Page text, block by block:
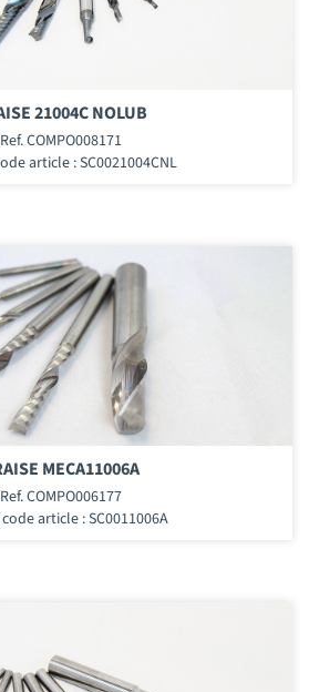
21004C NOLUB
Ref. COMPO008171
article : SC0021004CNL
MECA11006A
Ref. COMPO006177
article : SC0011006A